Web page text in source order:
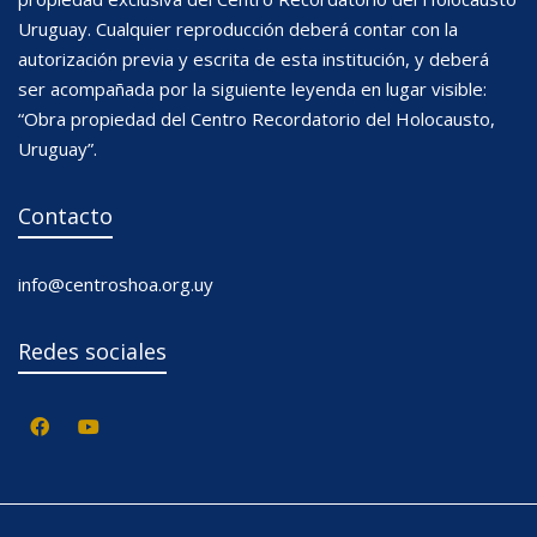
Uruguay. Cualquier reproducción deberá contar con la
autorización previa y escrita de esta institución, y deberá
ser acompañada por la siguiente leyenda en lugar visible:
“Obra propiedad del Centro Recordatorio del Holocausto,
Uruguay”.
Contacto
info@centroshoa.org.uy
Redes sociales